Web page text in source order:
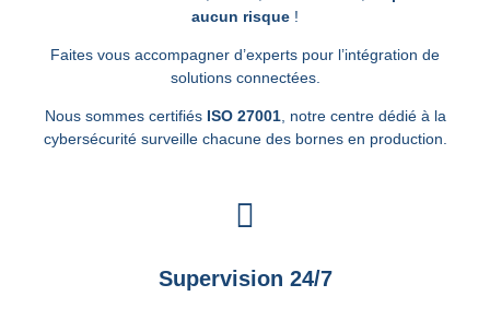
aucun risque !
Faites vous accompagner d’experts pour l’intégration de
solutions connectées.
Nous sommes certifiés ISO 27001, notre centre dédié à la
cybersécurité surveille chacune des bornes en production.
Supervision 24/7